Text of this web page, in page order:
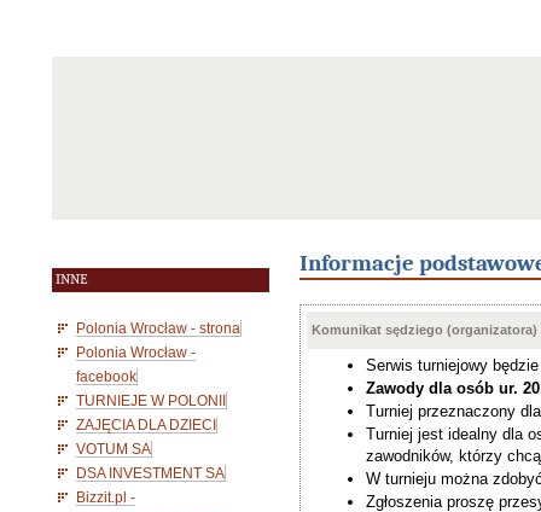
INNE
Polonia Wrocław - strona
Polonia Wrocław -
facebook
TURNIEJE W POLONII
ZAJĘCIA DLA DZIECI
VOTUM SA
DSA INVESTMENT SA
Bizzit.pl -
Informacje
Komunikat sędziego (organizatora)
Serwis turniejowy
Zawody dla osób ur.
Turniej przeznaczony
Turniej jest idealny dla
zawodników, którzy
W turnieju można
Zgłoszenia proszę